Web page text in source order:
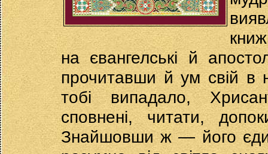
на євангелські й
прочитавши й ум свій в
тобі випадало,
сповнені, читати,
Знайшовши ж — його